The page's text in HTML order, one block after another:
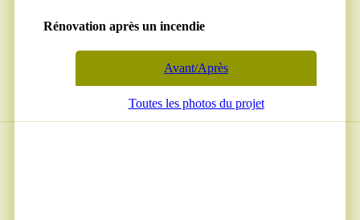
Rénovation après un incendie
Avant/Après
Toutes les photos du projet